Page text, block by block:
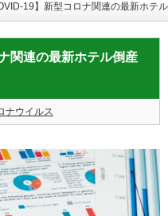
19】新型コロナ関連の最新ホテ
関連の最新ホテル倒産
ナウイルス